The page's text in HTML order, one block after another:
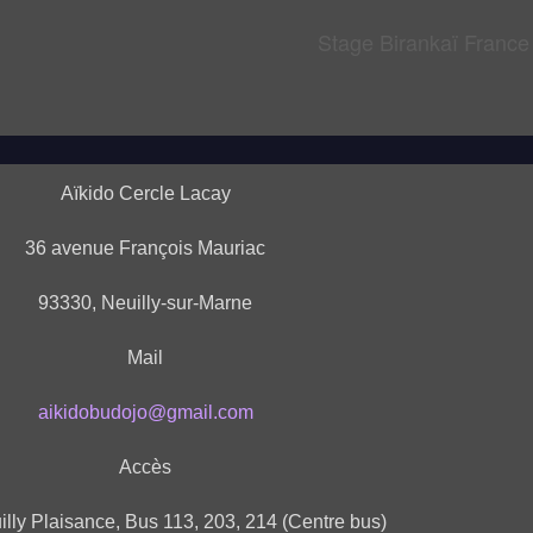
Aïkido Cercle Lacay
36 avenue François Mauriac
93330, Neuilly-sur-Marne
Mail
aikidobudojo@gmail.com
Accès
Plaisance, Bus 113, 203, 214 (Centre bus)